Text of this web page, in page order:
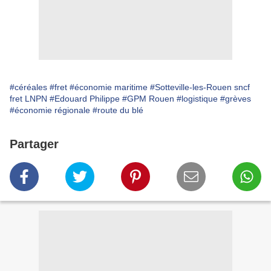
#céréales #fret #économie maritime #Sotteville-les-Rouen sncf
fret LNPN #Edouard Philippe #GPM Rouen #logistique #grèves
#économie régionale #route du blé
Partager